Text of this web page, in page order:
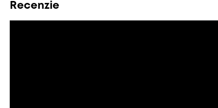
Recenzie